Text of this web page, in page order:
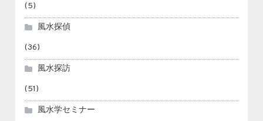
(5)
風水探偵
(36)
風水探訪
(51)
風水学セミナー